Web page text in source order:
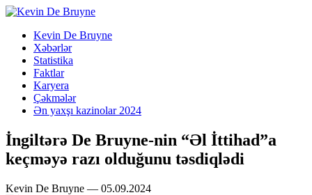
Kevin De Bruyne
Xəbərlər
Statistika
Faktlar
Karyera
Çəkmələr
Ən yaxşı kazinolar 2024
İngiltərə De Bruyne-nin “Əl İttihad”a
keçməyə razı olduğunu təsdiqlədi
Kevin De Bruyne — 05.09.2024